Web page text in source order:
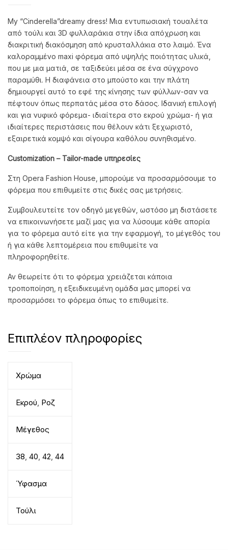
My “Cinderella”dreamy dress! Μια εντυπωσιακή τουαλέτα
από τούλι και 3D φυλλαράκια στην ίδια απόχρωση και
διακριτική διακόσμηση από κρυσταλλάκια στο λαιμό. Ένα
καλοραμμένο maxi φόρεμα από υψηλής ποιότητας υλικά,
που με μια ματιά, σε ταξιδεύει μέσα σε ένα σύγχρονο
παραμύθι. Η διαφάνεια στο μπούστο και την πλάτη
δημιουργεί αυτό το εφέ της κίνησης των φύλλων-σαν να
πέφτουν όπως περπατάς μέσα στο δάσος. Ιδανική επιλογή
και για νυφικό φόρεμα- ιδιαίτερα στο εκρού χρώμα- ή για
ιδιαίτερες περιστάσεις που θέλουν κάτι ξεχωριστό,
εξαιρετικά κομψό και σίγουρα καθόλου συνηθισμένο.
Customization – Tailor-made υπηρεσίες
Στη Opera Fashion House, μπορούμε να προσαρμόσουμε το
φόρεμα που επιθυμείτε στις δικές σας μετρήσεις.
Συμβουλευτείτε τον οδηγό μεγεθών, ωστόσο μη διστάσετε
να επικοινωνήσετε μαζί μας για να λύσουμε κάθε απορία
για το φόρεμα αυτό είτε για την εφαρμογή, το μέγεθός του
ή για κάθε λεπτομέρεια που επιθυμείτε να
πληροφορηθείτε.
Αν θεωρείτε ότι το φόρεμα χρειάζεται κάποια
τροποποίηση, η εξειδικευμένη ομάδα μας μπορεί να
προσαρμόσει το φόρεμα όπως το επιθυμείτε.
Επιπλέον πληροφορίες
Χρώμα
Εκρού Ροζ
Μέγεθος
38 40 42 44
Ύφασμα
Τούλι